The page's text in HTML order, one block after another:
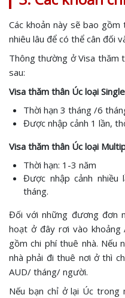
Các khoản này sẽ bao
nhiêu lâu để có thể cân đối
Thông thường ở Visa thăm
sau:
Visa thăm thân Úc loại Single
Thời hạn 3 tháng /6
Được nhập cảnh 1 lần,
Visa thăm thân Úc loại
Thời hạn: 1-3 năm
Được nhập cảnh nhiều
tháng.
Đối với những đương đơn
hoạt ở đây rơi vào
gồm chi phí thuê nhà. Nếu
nhà phải đi thuê nơi ở thì
AUD/ tháng/ người.
Nếu bạn chỉ ở lại Úc trong